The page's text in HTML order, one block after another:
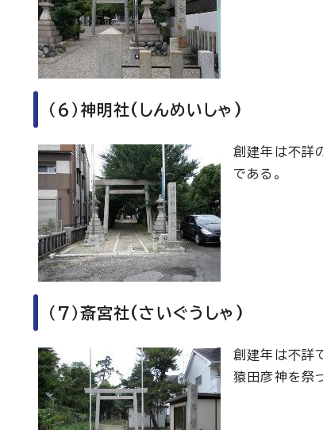
（6）神明社(しんめいしゃ)
創建年は不詳
である。
（7）斎宮社(さいぐうしゃ)
創建年は不詳
猿田彦神を祭